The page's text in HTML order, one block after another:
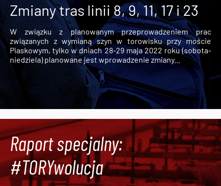
Zmiany tras linii 8, 9, 11, 17 i 23
W związku z planowanym przeprowadzeniem prac
związanych z wymianą szyn w torowisku przy moście
Piaskowym, tylko w dniach 28-29 maja 2022 roku (sobota-
niedziela) planowane jest wprowadzenie zmiany...
Raport specjalny:
#TORYwolucja